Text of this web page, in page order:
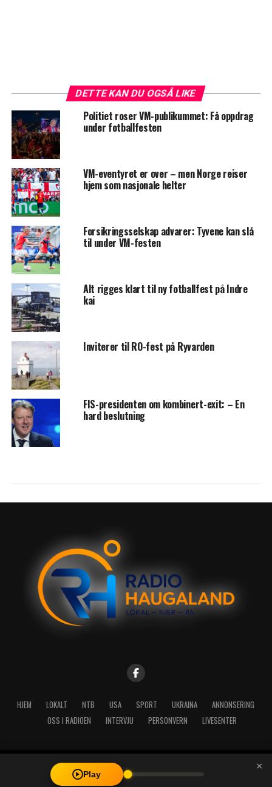
DETTE KAN DU OGSÅ LIKE
Politiet roser VM-publikummet: Få oppdrag
under fotballfesten
VM-eventyret er over – men Norge reiser
hjem som nasjonale helter
Forsikringsselskap advarer: Tyvene kan slå
til under VM-festen
Alt rigges klart til ny fotballfest på Indre
kai
Inviterer til RO-fest på Ryvarden
FIS-presidenten om kombinert-exit: – En
hard beslutning
HJEM LOKALT NTB USA SPORT UKRAINA
ANNONSERING
OSS I RADIOEN
INTERVJU PERSONVERN LIVESENTER
Copyright © 2026 A-Media AS | Radio Haugaland - Haraldsgata 114,
5527 Haugesund - Mail: post@radioh.no - Telefon: 52717273
Play
×